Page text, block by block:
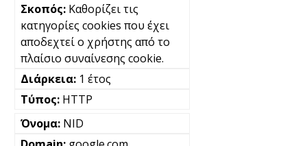
Καθορίζει τις
κατηγορίες cookies που έχει
αποδεχτεί ο χρήστης από το
πλαίσιο συναίνεσης cookie.
1 έτος
HTTP
NID